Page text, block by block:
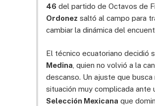
46 del partido de Octavos de
Ordonez saltó al campo para
cambiar la dinámica del
El técnico ecuatoriano decidió
Medina , quien no volvió a la
descanso. Un ajuste que busca
situación muy complicada ante
Selección Mexicana que